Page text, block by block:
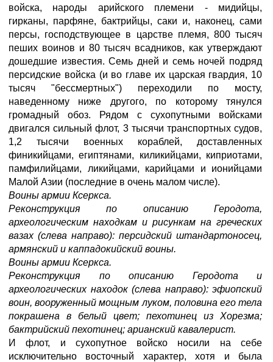
войска, народы арийского племени - мидийцы,
гирканы, парфяне, бактрийцы, саки и, наконец, сами
персы, господствующее в царстве племя, 800 тысяч
пеших воинов и 80 тысяч всадников, как утверждают
дошедшие известия. Семь дней и семь ночей подряд
персидские войска (и во главе их царская гвардия, 10
тысяч "бессмертных") переходили по мосту,
наведенному ниже другого, по которому тянулся
громадный обоз. Рядом с сухопутными войсками
двигался сильный флот, 3 тысячи транспортных судов,
1,2 тысячи военных кораблей, доставленных
финикийцами, египтянами, киликийцами, киприотами,
памфилийцами, ликийцами, карийцами и ионийцами
Малой Азии (последние в очень малом числе).
Воины армии Ксеркса.
Реконструкция по описанию Геродота,
археологическим находкам и рисункам на греческих
вазах (слева направо): персидский штандартоносец,
армянский и каппадокийский воины.
Воины армии Ксеркса.
Реконструкция по описанию Геродота и
археологических находок (слева направо): эфиопский
воин, вооруженный мощным луком, половина его тела
покрашена в белый цвет; пехотинец из Хорезма;
бактрийский пехотинец; арианский кавалерист.
И флот, и сухопутное войско носили на себе
исключительно восточный характер, хотя и была